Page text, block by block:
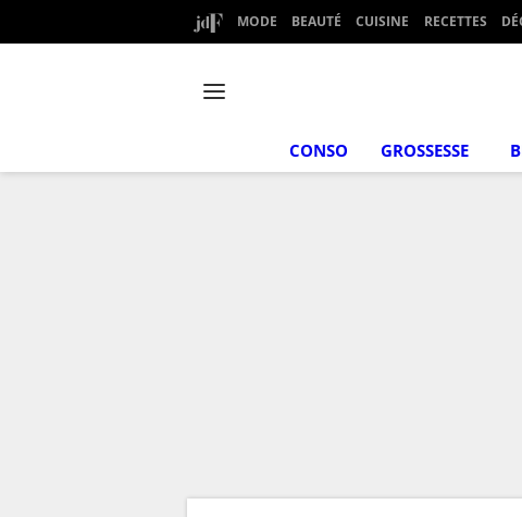
MODE BEAUTÉ CUISINE RECETTES
CONSO GROSSESSE